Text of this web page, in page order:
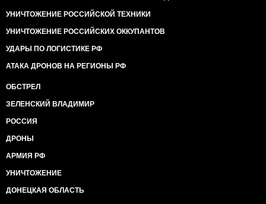
УНИЧТОЖЕНИЕ РОССИЙСКОЙ ТЕХНИКИ
УНИЧТОЖЕНИЕ РОССИЙСКИХ ОККУПАНТОВ
УДАРЫ ПО ЛОГИСТИКЕ РФ
АТАКА ДРОНОВ НА РЕГИОНЫ РФ
ОБСТРЕЛ
ЗЕЛЕНСКИЙ ВЛАДИМИР
РОССИЯ
ДРОНЫ
АРМИЯ РФ
УНИЧТОЖЕНИЕ
ДОНЕЦКАЯ ОБЛАСТЬ